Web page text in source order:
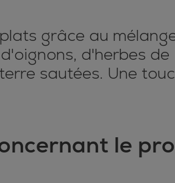
grâce au
d'herbes
sautées. Une
le